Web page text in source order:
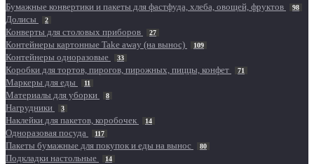
Бумажные конвертики и пакеты для фастфуда, хлеба, овощей, фруктов 98
Долисы 2
Конверты для столовых приборов 27
Контейнеры картонные Take away (на вынос) 109
Контейнеры одноразовые 33
Коробки для тортов, пирогов, пирожных, пиццы, конфет 71
Маркеры для еды 11
Материалы для уборки 8
Нагрудники 3
Наклейки для пакетов, коробочек 14
Одноразовая посуда 117
Пакеты бумажные для покупок и еды на вынос 80
Подкладки настольные 14